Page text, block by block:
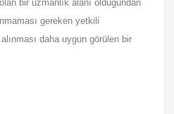
bir uzmanlık alanı olduğundan
gereken yetkili
daha uygun görülen bir